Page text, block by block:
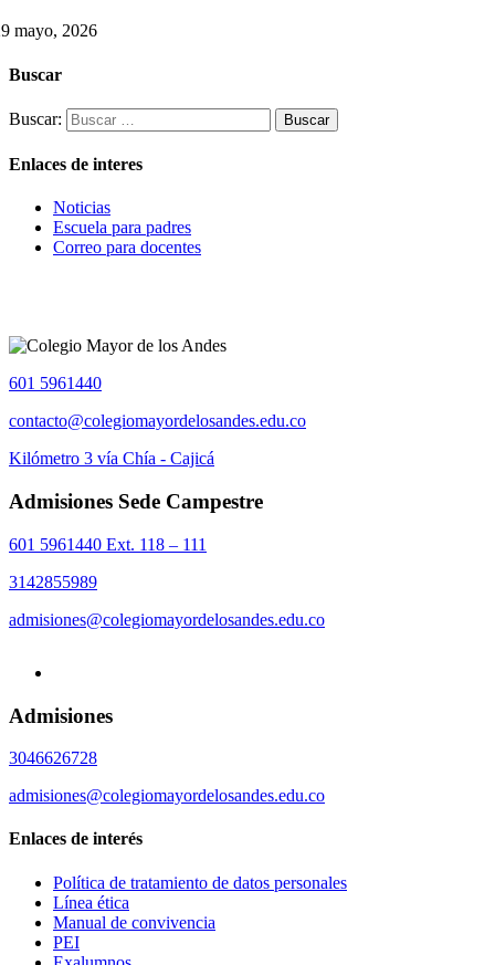
mayo, 2026
Buscar
Buscar:
Enlaces de interes
Noticias
Escuela para padres
Correo para docentes
601 5961440
contacto@colegiomayordelosandes.edu.co
Kilómetro 3 vía Chía - Cajicá
Admisiones Sede Campestre
601 5961440 Ext. 118 – 111
3142855989
admisiones@colegiomayordelosandes.edu.co
Admisiones
3046626728
admisiones@colegiomayordelosandes.edu.co
Enlaces de interés
Política de tratamiento de datos personales
Línea ética
Manual de convivencia
PEI